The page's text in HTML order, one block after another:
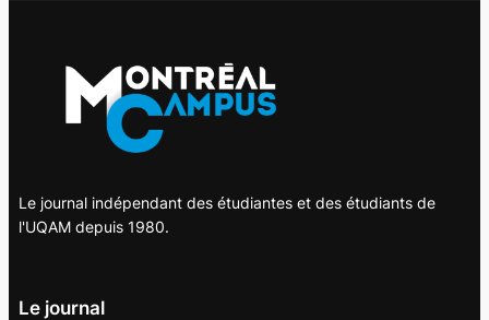
Le journal indépendant des étudiantes et des étudiants de
l'UQAM depuis 1980.
Le journal